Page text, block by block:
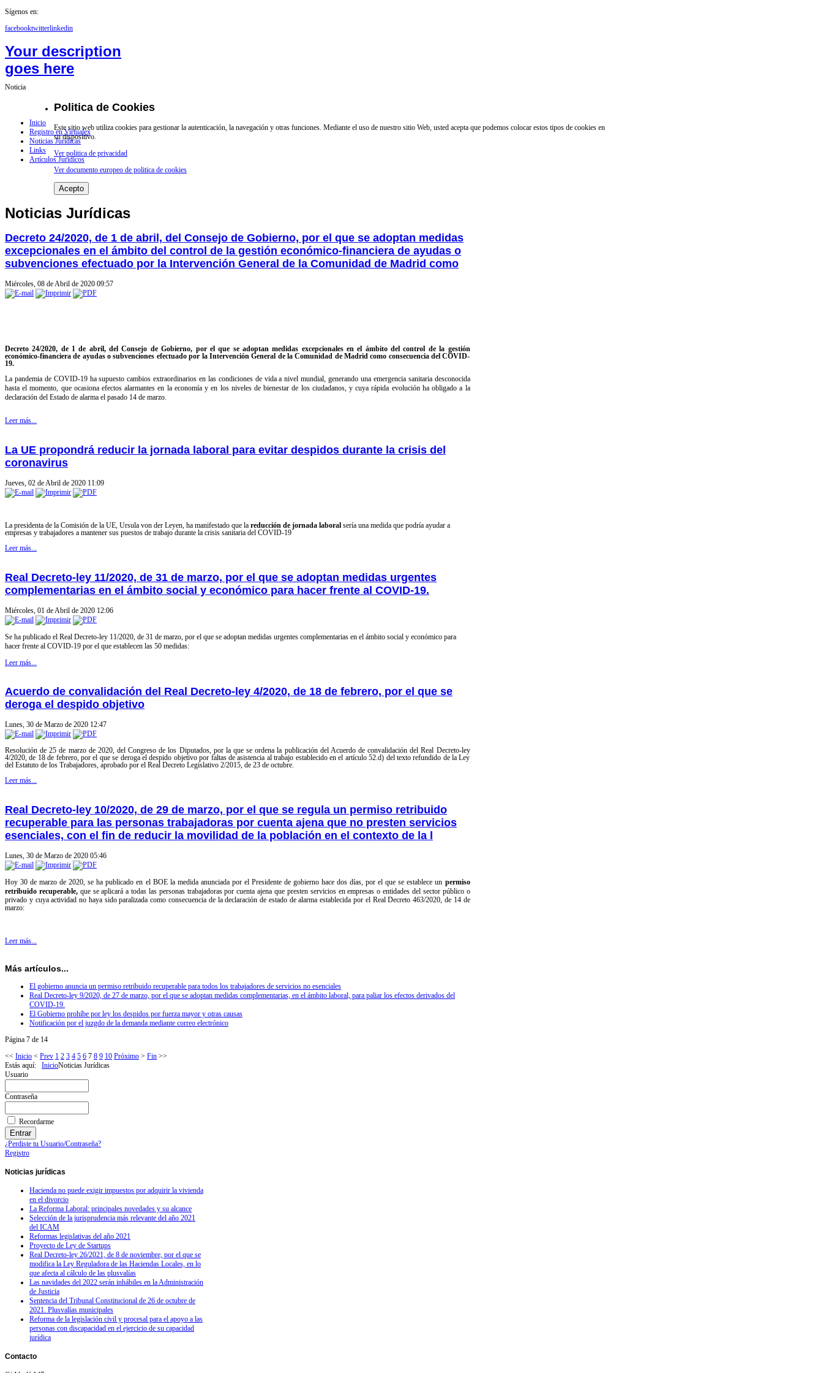
Sígenos en:
facebooktwitterlinkedin
Your description
goes here
Inicio
Registro en Virtualex
Noticias Jurídicas
Links
Artículos Jurídicos
Noticia
Politica de Cookies
Este sitio web utiliza cookies para gestionar la autenticación, la navegación y otras funciones. Mediante el uso de nuestro sitio Web, usted acepta que podemos colocar estos tipos de cookies en
su dispositivo.
Ver politica de privacidad
Ver documento europeo de politica de cookies
Acepto
Noticias Jurídicas
Decreto 24/2020, de 1 de abril, del Consejo de Gobierno, por el que se adoptan medidas
excepcionales en el ámbito del control de la gestión económico-financiera de ayudas o
subvenciones efectuado por la Intervención General de la Comunidad de Madrid como
Miércoles, 08 de Abril de 2020 09:57
Decreto 24/2020, de 1 de abril, del Consejo de Gobierno, por el que se adoptan medidas excepcionales en el ámbito del control de la gestión
económico-financiera de ayudas o subvenciones efectuado por la Intervención General de la Comunidad de Madrid como consecuencia del COVID-
19.
La pandemia de COVID-19 ha supuesto cambios extraordinarios en las condiciones de vida a nivel mundial, generando una emergencia sanitaria desconocida
hasta el momento, que ocasiona efectos alarmantes en la economía y en los niveles de bienestar de los ciudadanos, y cuya rápida evolución ha obligado a la
declaración del Estado de alarma el pasado 14 de marzo.
Leer más...
La UE propondrá reducir la jornada laboral para evitar despidos durante la crisis del
coronavirus
Jueves, 02 de Abril de 2020 11:09
La presidenta de la Comisión de la UE, Ursula von der Leyen, ha manifestado que la reducción de jornada laboral sería una medida que podría ayudar a
empresas y trabajadores a mantener sus puestos de trabajo durante la crisis sanitaria del COVID-19
Leer más...
Real Decreto-ley 11/2020, de 31 de marzo, por el que se adoptan medidas urgentes
complementarias en el ámbito social y económico para hacer frente al COVID-19.
Miércoles, 01 de Abril de 2020 12:06
Se ha publicado el Real Decreto-ley 11/2020, de 31 de marzo, por el que se adoptan medidas urgentes complementarias en el ámbito social y económico para
hacer frente al COVID-19 por el que establecen las 50 medidas:
Leer más...
Acuerdo de convalidación del Real Decreto-ley 4/2020, de 18 de febrero, por el que se
deroga el despido objetivo
Lunes, 30 de Marzo de 2020 12:47
Resolución de 25 de marzo de 2020, del Congreso de los Diputados, por la que se ordena la publicación del Acuerdo de convalidación del Real Decreto-ley
4/2020, de 18 de febrero, por el que se deroga el despido objetivo por faltas de asistencia al trabajo establecido en el artículo 52.d) del texto refundido de la Ley
del Estatuto de los Trabajadores, aprobado por el Real Decreto Legislativo 2/2015, de 23 de octubre.
Leer más...
Real Decreto-ley 10/2020, de 29 de marzo, por el que se regula un permiso retribuido
recuperable para las personas trabajadoras por cuenta ajena que no presten servicios
esenciales, con el fin de reducir la movilidad de la población en el contexto de la l
Lunes, 30 de Marzo de 2020 05:46
Hoy 30 de marzo de 2020, se ha publicado en el BOE la medida anunciada por el Presidente de gobierno hace dos días, por el que se establece un permiso
retribuido recuperable, que se aplicará a todas las personas trabajadoras por cuenta ajena que presten servicios en empresas o entidades del sector público o
privado y cuya actividad no haya sido paralizada como consecuencia de la declaración de estado de alarma establecida por el Real Decreto 463/2020, de 14 de
marzo:
Leer más...
Más artículos...
El gobierno anuncia un permiso retribuido recuperable para todos los trabajadores de servicios no esenciales
Real Decreto-ley 9/2020, de 27 de marzo, por el que se adoptan medidas complementarias, en el ámbito laboral, para paliar los efectos derivados del
COVID-19.
El Gobierno prohíbe por ley los despidos por fuerza mayor y otras causas
Notificación por el juzgdo de la demanda mediante correo electrónico
Página 7 de 14
<< Inicio < Prev 1 2 3 4 5 6 7 8 9 10 Próximo > Fin >>
Estás aquí: InicioNoticias Jurídicas
Usuario
Contraseña
Recordarme
¿Perdiste tu Usuario/Contraseña?
Registro
Noticias jurídicas
Hacienda no puede exigir impuestos por adquirir la vivienda
en el divorcio
La Reforma Laboral: principales novedades y su alcance
Selección de la jurisprudencia más relevante del año 2021
del ICAM
Reformas legislativas del año 2021
Proyecto de Ley de Startups
Real Decreto-ley 26/2021, de 8 de noviembre, por el que se
modifica la Ley Reguladora de las Haciendas Locales, en lo
que afecta al cálculo de las plusvalías
Las navidades del 2022 serán inhábiles en la Administración
de Justicia
Sentencia del Tribunal Constitucional de 26 de octubre de
2021. Plusvalías municipales
Reforma de la legislación civil y procesal para el apoyo a las
personas con discapacidad en el ejercicio de su capacidad
jurídica
Contacto